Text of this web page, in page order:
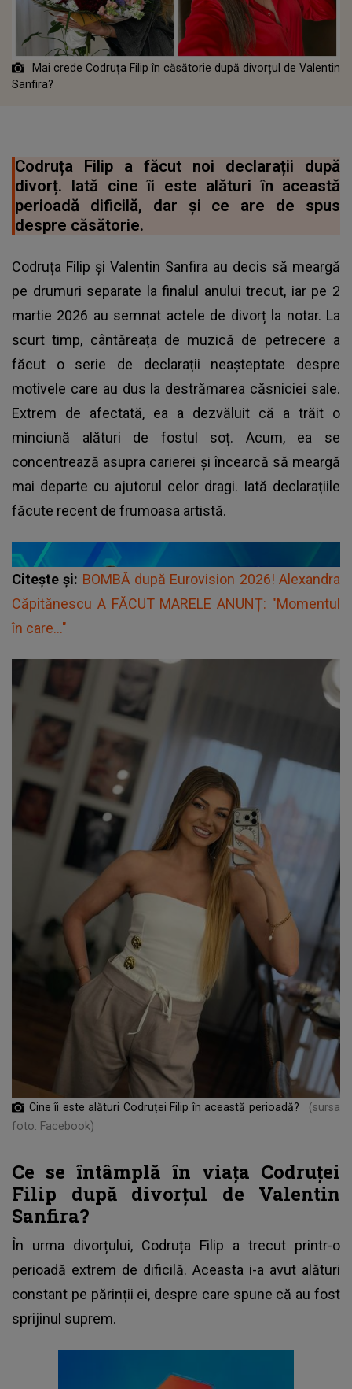
Mai crede Codruța Filip în căsătorie după divorțul de Valentin
Sanfira?
Codruța Filip a făcut noi declarații după
divorț. Iată cine îi este alături în această
perioadă dificilă, dar și ce are de spus
despre căsătorie.
Codruța Filip și Valentin Sanfira au decis să meargă
pe drumuri separate la finalul anului trecut, iar pe 2
martie 2026 au semnat actele de divorț la notar. La
scurt timp, cântăreața de muzică de petrecere a
făcut o serie de declarații neașteptate despre
motivele care au dus la destrămarea căsniciei sale.
Extrem de afectată, ea a dezvăluit că a trăit o
minciună alături de fostul soț. Acum, ea se
concentrează asupra carierei și încearcă să meargă
mai departe cu ajutorul celor dragi. Iată declarațiile
făcute recent de frumoasa artistă.
Citește și: BOMBĂ după Eurovision 2026! Alexandra
Căpitănescu A FĂCUT MARELE ANUNȚ: "Momentul
în care..."
Cine îi este alături Codruței Filip în această perioadă?
(sursa
foto: Facebook)
Ce se întâmplă în viața Codruței
Filip după divorțul de Valentin
Sanfira?
În urma divorțului, Codruța Filip a trecut printr-o
perioadă extrem de dificilă. Aceasta i-a avut alături
constant pe părinții ei, despre care spune că au fost
sprijinul suprem.